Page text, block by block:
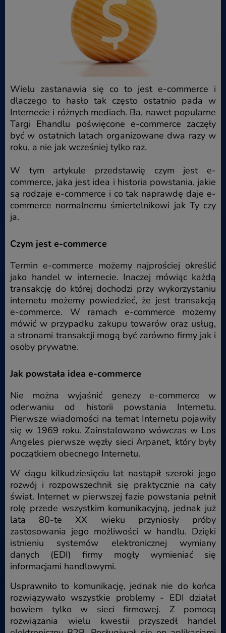
Wielu zastanawia się co to jest e-commerce i
dlaczego to hasło tak często ostatnio pada w
Internecie i różnych mediach. Ba, nawet popularne
Targi Ehandlu poświęcone e-commerce zaczęły
być w ostatnich latach organizowane dwa razy w
roku, a nie jak wcześniej tylko raz.
W tym artykule przedstawię czym jest e-
commerce, jaka jest idea i historia powstania, jakie
są rodzaje e-commerce i co tak naprawdę daje e-
commerce normalnemu śmiertelnikowi jak Ty czy
ja.
Czym jest e-commerce
Termin e-commerce możemy najprościej określić
jako handel w internecie. Inaczej mówiąc każdą
transakcję do której dochodzi przy wykorzystaniu
internetu możemy powiedzieć, że jest transakcją
e-commerce. W ramach e-commerce możemy
mówić w przypadku zakupu towarów oraz usług,
a stronami transakcji mogą być zarówno firmy jak i
osoby prywatne.
Jak powstała idea e-commerce
Nie można wyjaśnić genezy e-commerce w
oderwaniu od historii powstania Internetu.
Pierwsze wiadomości na temat Internetu pojawiły
się w 1969 roku. Zainstalowano wówczas w Los
Angeles pierwsze węzły sieci Arpanet, który były
początkiem obecnego Internetu.
W ciągu kilkudziesięciu lat nastąpił szeroki jego
rozwój i rozpowszechnił się praktycznie na cały
świat. Internet w pierwszej fazie powstania pełnił
rolę przede wszystkim komunikacyjną, jednak już
lata 80-te XX wieku przyniosły próby
zastosowania jego możliwości w handlu. Dzięki
istnieniu systemów elektronicznej wymiany
danych (EDI) firmy mogły wymieniać się
informacjami handlowymi.
Usprawniło to komunikację, jednak nie do końca
rozwiązywało wszystkie problemy - EDI działał
bowiem tylko w sieci firmowej. Z pomocą
rozwiązania wielu kwestii przyszedł handel